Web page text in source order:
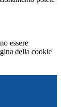
essere
della cookie